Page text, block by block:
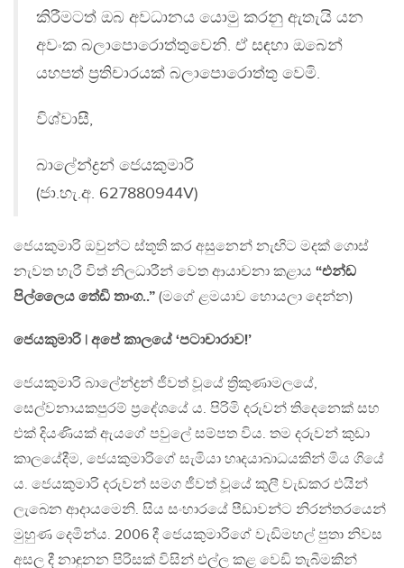
කිරීමටත් ඔබ අවධානය යොමු කරනු ඇතැයි යන
අවංක බලාපොරොත්තුවෙනි. ඒ සඳහා ඔබෙන්
යහපත් ප්‍රතිචාරයක් බලාපොරොත්තු වෙමි.
විශ්වාසී,
බාලේන්ද්‍රන් ජෙයකුමාරි
(ජා.හැ.අ. 627880944V)
ජෙයකුමාරි ඔවුන්ට ස්තූති කර අසුනෙන් නැඟිට මදක් ගොස්
නැවත හැරී විත් නිලධාරීන් වෙත ආයාචනා කළාය “එන්ඩ
පිල්ලෛය තේඩි තාංග..” (මගේ ළමයාව හොයලා දෙන්න)
ජෙයකුමාරි | අපේ කාලයේ ‘පටාචාරාව!’
ජෙයකුමාරි බාලේන්ද්‍රන් ජීවත් වූයේ ත්‍රිකුණාමලයේ,
සෙල්වනායකපුරම් ප්‍රදේශයේ ය. පිරිමි දරුවන් තිදෙනෙක් සහ
එක් දියණියක් ඇයගේ පවුලේ සම්පත විය. තම දරුවන් කුඩා
කාලයේදීම, ජෙයකුමාරිගේ සැමියා හෘදයාබාධයකින් මිය ගියේ
ය. ජෙයකුමාරි දරුවන් සමග ජීවත් වූයේ කුලී වැඩකර එයින්
ලැබෙන ආදායමෙනි. සිය සංහාරයේ පීඩාවන්ට නිරන්තරයෙන්
මුහුණ දෙමින්ය. 2006 දී ජෙයකුමාරිගේ වැඩිමහල් පුතා නිවස
අසල දී නාඳුනන පිරිසක් විසින් එල්ල කළ වෙඩි තැබීමකින්